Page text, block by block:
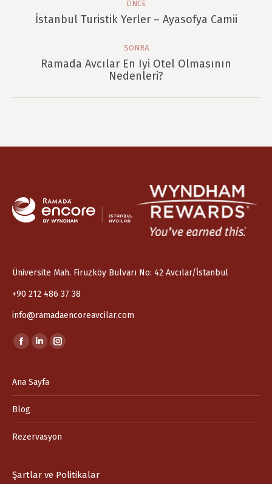
ÖNCE
Önce
İstanbul Turistik Yerler – Ayasofya Camii
SONRA
Sonra
Ramada Avcılar En Iyi Otel Olmasının
Nedenleri?
Üniversite Mah. Firuzköy Bulvarı No: 42 Avcılar/İstanbul
+90 212 486 37 38
info@ramadaencoreavcilar.com
Find us on:
Facebook
opens
in
new
Linkedin
opens
in
Instagram
in
Ana Sayfa
Blog
Rezervasyon
Şartlar ve Politikalar